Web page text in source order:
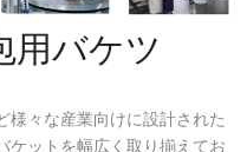
用バケツ
様々な産業向けに設計された
ケットを幅広く取り揃えてお